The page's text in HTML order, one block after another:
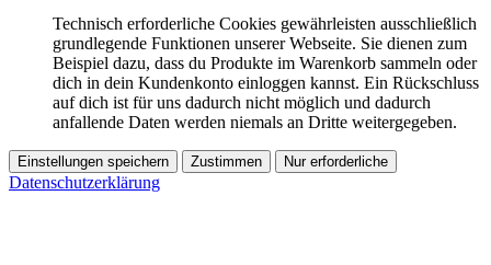
Technisch erforderliche Cookies gewährleisten ausschließlich
grundlegende Funktionen unserer Webseite. Sie dienen zum
Beispiel dazu, dass du Produkte im Warenkorb sammeln oder
dich in dein Kundenkonto einloggen kannst. Ein Rückschluss
auf dich ist für uns dadurch nicht möglich und dadurch
anfallende Daten werden niemals an Dritte weitergegeben.
Einstellungen speichern Zustimmen Nur erforderliche
Datenschutzerklärung